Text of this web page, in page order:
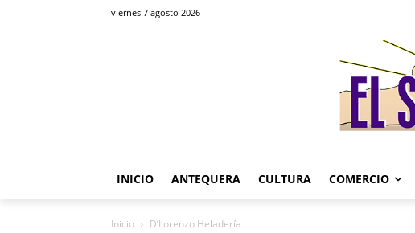
viernes 7 agosto 2026
INICIO ANTEQUERA CULTURA COMERCIO
Inicio D’Lorenzo Heladería